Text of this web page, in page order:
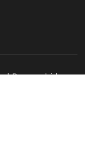
Desenvolvido por